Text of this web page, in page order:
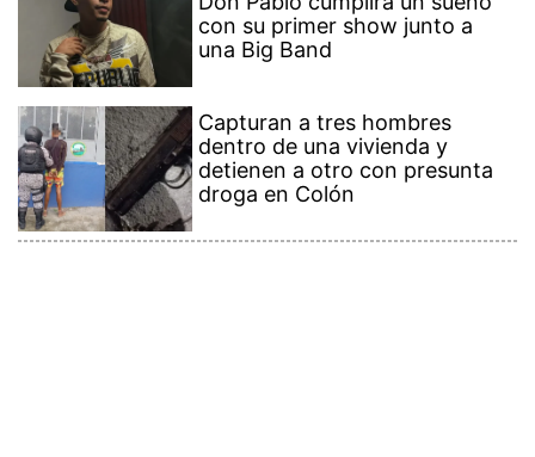
con su primer show junto a
una Big Band
Capturan a tres hombres
dentro de una vivienda y
detienen a otro con presunta
droga en Colón